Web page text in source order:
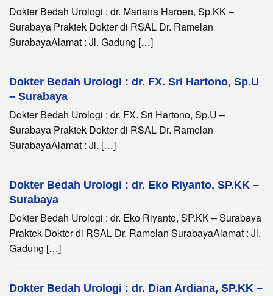
Dokter Bedah Urologi : dr. Mariana Haroen, Sp.KK –
Surabaya Praktek Dokter di RSAL Dr. Ramelan
SurabayaAlamat : Jl. Gadung […]
Dokter Bedah Urologi : dr. FX. Sri Hartono, Sp.U
– Surabaya
Dokter Bedah Urologi : dr. FX. Sri Hartono, Sp.U –
Surabaya Praktek Dokter di RSAL Dr. Ramelan
SurabayaAlamat : Jl. […]
Dokter Bedah Urologi : dr. Eko Riyanto, SP.KK –
Surabaya
Dokter Bedah Urologi : dr. Eko Riyanto, SP.KK – Surabaya
Praktek Dokter di RSAL Dr. Ramelan SurabayaAlamat : Jl.
Gadung […]
Dokter Bedah Urologi : dr. Dian Ardiana, SP.KK –